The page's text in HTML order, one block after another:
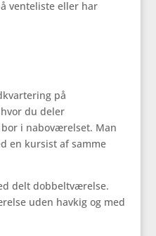
venteliste eller har
på
du deler
i naboværelset. Man
en kursist af samme
delt dobbeltværelse.
uden havkig og med